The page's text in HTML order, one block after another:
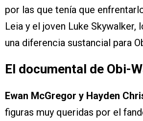
por las que tenía que
Leia y el joven Luke Skywalker,
una diferencia sustancial para
El documental de Obi-
Ewan McGregor y Hayden
figuras muy queridas por el